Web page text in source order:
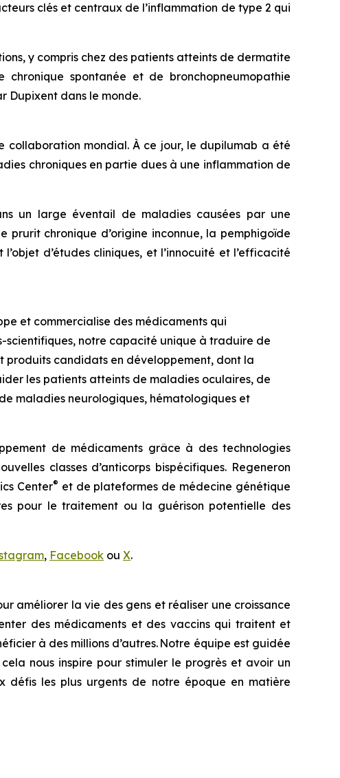
clés et centraux de l’inflammation de type 2 qui
y compris chez des patients atteints de dermatite
chronique spontanée et de bronchopneumopathie
Dupixent dans le monde.
collaboration mondial. À ce jour, le dupilumab a été
chroniques en partie dues à une inflammation de
un large éventail de maladies causées par une
prurit chronique d’origine inconnue, la pemphigoïde
d’études cliniques, et l’innocuité et l’efficacité
et commercialise des médicaments qui
scientifiques, notre capacité unique à traduire de
produits candidats en développement, dont la
les patients atteints de maladies oculaires, de
maladies neurologiques, hématologiques et
de médicaments grâce à des technologies
classes d’anticorps bispécifiques. Regeneron
Center® et de plateformes de médecine génétique
pour le traitement ou la guérison potentielle des
, Facebook ou X.
améliorer la vie des gens et réaliser une croissance
des médicaments et des vaccins qui traitent et
à des millions d’autres. Notre équipe est guidée
nous inspire pour stimuler le progrès et avoir un
défis les plus urgents de notre époque en matière